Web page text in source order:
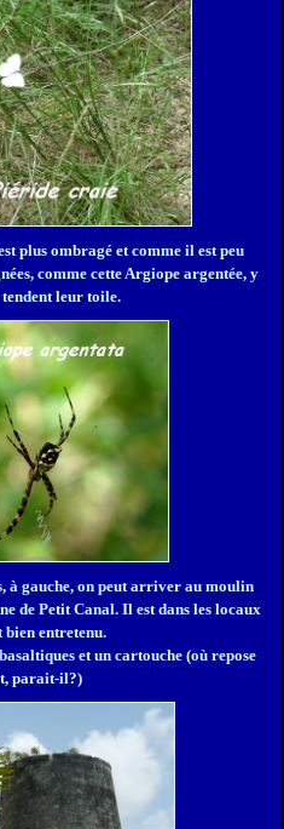
plus ombragé et comme il est peu
comme cette Argiope argentée, y
tendent leur toile.
à gauche, on peut arriver au moulin
de Petit Canal. Il est dans les locaux
bien entretenu.
et un cartouche (où repose
parait-il?)